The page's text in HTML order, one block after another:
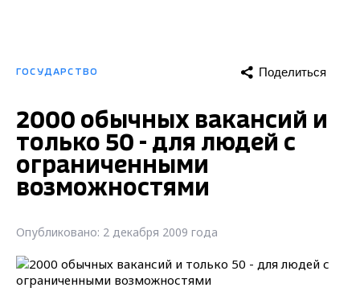
ГОСУДАРСТВО Поделиться
2000 обычных вакансий и
только 50 - для людей с
ограниченными
возможностями
Опубликовано: 2 декабря 2009 года